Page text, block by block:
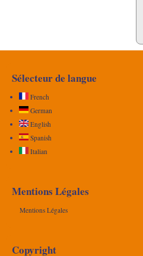
Sélecteur de langue
French
German
English
Spanish
Italian
Mentions Légales
Mentions Légales
Copyright